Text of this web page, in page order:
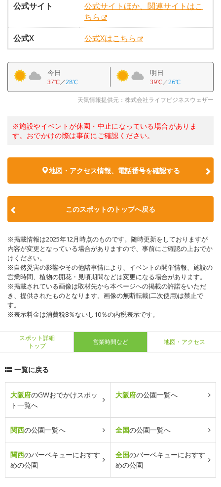
公式サイト
公式サイトほか、関連サイトはこ
ちら
公式X
公式Xはこちら
今日
37℃／28℃
明日
39℃／26℃
天気情報提供元：株式会社ライフビジネスウェザー
※施設やイベントが休園・中止になっている場合がありま
す。おでかけの際は事前にご確認ください。
地図・アクセス情報、電話番号を確認する
このスポットのトップへ戻る
※掲載情報は2025年12月時点のものです。随時更新をしておりますが
内容が変更となっている場合がありますので、事前にご確認の上おでか
けください。
※自然災害の影響やその他諸事情により、イベントの開催情報、施設の
営業時間、植物の開花・見頃期間などは変更になる場合があります。
※掲載されている画像は取材先から本ページへの掲載の許諾をいただ
き、提供されたものとなります。画像の無断転載(二次使用)は禁止で
す。
※表示料金は消費税8％ないし10％の内税表示です。
スポット詳細
トップ
営業時間など 地図・アクセス
一覧に戻る
大阪府のGWおでかけスポッ
ト一覧へ
大阪府の公園一覧へ
関西の公園一覧へ 全国の公園一覧へ
関西のバーベキューにおすす
めの公園
全国のバーベキューにおすす
めの公園